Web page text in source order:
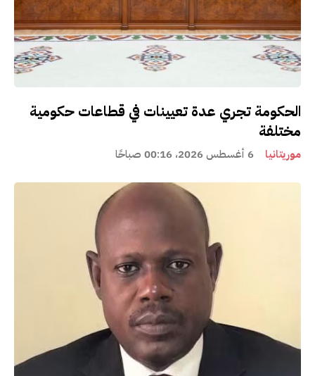
الحكومة تجري عدة تعيينات في قطاعات حكومية
مختلفة
موريتانيا 6 أغسطس 2026، 00:16 صباحًا